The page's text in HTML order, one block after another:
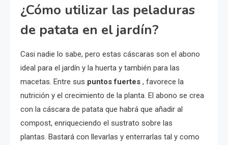
¿Cómo utilizar las peladuras
de patata en el jardín?
Casi nadie lo sabe, pero estas cáscaras son el abono
ideal para el jardín y la huerta y también para las
macetas. Entre sus puntos fuertes , favorece la
nutrición y el crecimiento de la planta. El abono se crea
con la cáscara de patata que habrá que añadir al
compost, enriqueciendo el sustrato sobre las
plantas. Bastará con llevarlas y enterrarlas tal y como